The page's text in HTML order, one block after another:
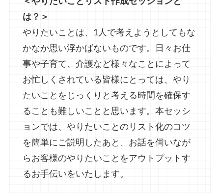
は？＞
やりたいことは、1人で考えようとしてもな
かなか思い浮かばないものです。日々お仕
事や子育て、介護など様々なことによって
お忙しくされている皆様にとっては、やり
たいことをじっくりと考える時間を確保す
ることも難しいことと思います。本セッシ
ョンでは、やりたいことのリスト化のコツ
を簡単にご説明したあと、お話を伺いなが
らお客様のやりたいことをアウトプットす
るお手伝いをいたします。